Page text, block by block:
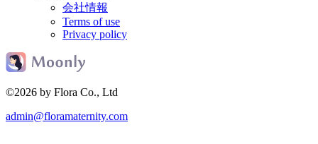
会社情報
Terms of use
Privacy policy
©2026 by Flora Co., Ltd
admin@floramaternity.com